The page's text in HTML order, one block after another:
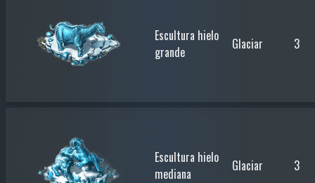
Escultura hielo
grande
Glaciar 3
Escultura hielo
mediana
Glaciar 3